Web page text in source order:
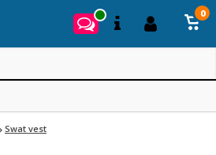
0
Swat vest